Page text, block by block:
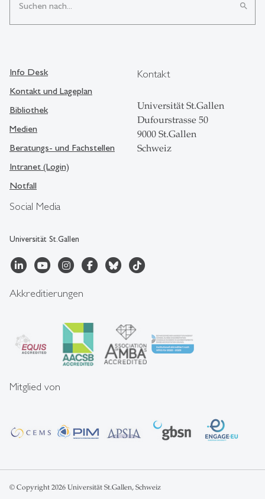
search
Social Media
Universität St.Gallen
Info Desk
Kontakt und Lageplan
Bibliothek
Medien
Beratungs- und Fachstellen
Intranet (Login)
Notfall
Kontakt
Universität St.Gallen
Dufourstrasse 50
9000 St.Gallen
Schweiz
Akkreditierungen
Mitglied von
© Copyright 2026 Universität St.Gallen, Schweiz